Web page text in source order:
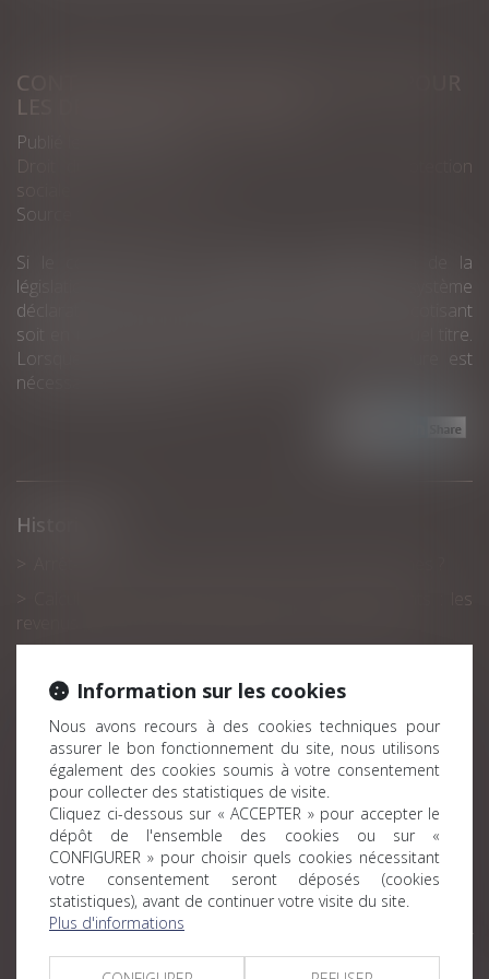
CONTRÔLE URSSAF : BELLE VICTOIRE POUR
LES DROITS DES COTISANTS !
Publié le :
Droit du travail - Employeurs
Droit de la protection
sociale
Source :
Si le contrôle, par les URSSAF, de l’application de la
législation sociale est la contrepartie légitime du système
déclaratif, encore faut-il qu’à l’issue du contrôle, le cotisant
soit en mesure de comprendre ce qu’il doit et à quel titre.
Lorsque ce n’est pas le cas, la mise en demeure est
nécessairement nulle.
Historique
Calcul des IJ maladie-maternité des indépendants : les
revenus d’activité de 2020 peuvent être neutralisés
cotisants !
Le droit d’option
Sécurité sociale et complémentaires de santé : quelles
pistes de réforme ?
Retraite : de nouvelles dispositions pour 2022
Sécurité sociale : tous les changements au 1er janvier
2022
Comment demander sa retraite anticipée?
confirment le maintien du plafond 2021
Information sur les cookies
Nous avons recours à des cookies techniques pour
assurer le bon fonctionnement du site, nous utilisons
également des cookies soumis à votre consentement
pour collecter des statistiques de visite.
Cliquez ci-dessous sur « ACCEPTER » pour accepter le
dépôt de l'ensemble des cookies ou sur «
CONFIGURER » pour choisir quels cookies nécessitant
votre consentement seront déposés (cookies
statistiques), avant de continuer votre visite du site.
Plus d'informations